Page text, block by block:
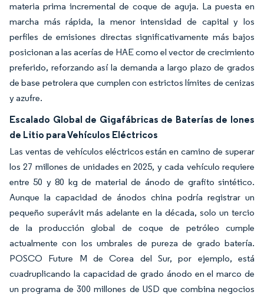
materia prima incremental de coque de aguja. La puesta en
marcha más rápida, la menor intensidad de capital y los
perfiles de emisiones directas significativamente más bajos
posicionan a las acerías de HAE como el vector de crecimiento
preferido, reforzando así la demanda a largo plazo de grados
de base petrolera que cumplen con estrictos límites de cenizas
y azufre.
Escalado Global de Gigafábricas de Baterías de Iones
de Litio para Vehículos Eléctricos
Las ventas de vehículos eléctricos están en camino de superar
los 27 millones de unidades en 2025, y cada vehículo requiere
entre 50 y 80 kg de material de ánodo de grafito sintético.
Aunque la capacidad de ánodos china podría registrar un
pequeño superávit más adelante en la década, solo un tercio
de la producción global de coque de petróleo cumple
actualmente con los umbrales de pureza de grado batería.
POSCO Future M de Corea del Sur, por ejemplo, está
cuadruplicando la capacidad de grado ánodo en el marco de
un programa de 300 millones de USD que combina negocios